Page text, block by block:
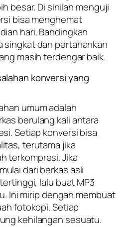
besar. Di sinilah menguji
bisa menghemat
hari. Bandingkan
singkat dan pertahankan
masih terdengar baik.
konversi yang
umum adalah
berulang kali antara
Setiap konversi bisa
terutama jika
terkompresi. Jika
dari berkas asli
lalu buat MP3
Ini mirip dengan membuat
fotokopi. Setiap
kehilangan sesuatu.